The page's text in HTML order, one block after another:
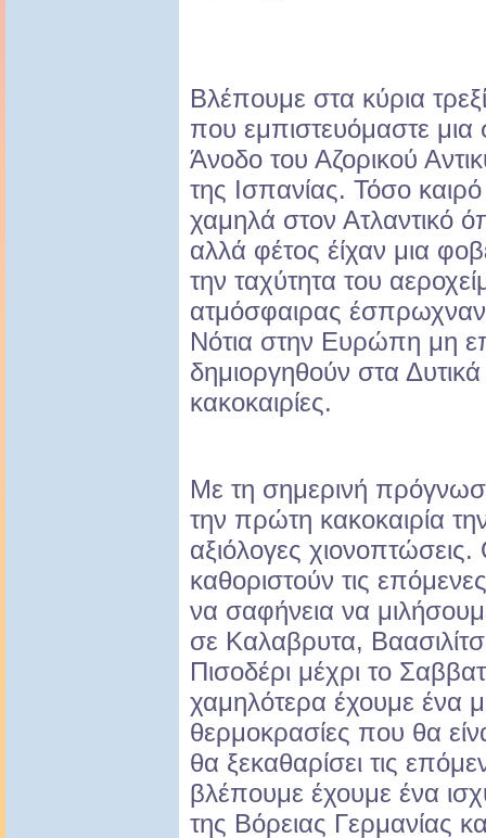
Βλέπουμε στα κύρια
που εμπιστευόμαστε μια
Άνοδο του Αζορικού
της Ισπανίας. Τόσο
χαμηλά στον Ατλαντικό
αλλά φέτος έίχαν μια
την ταχύτητα του
ατμόσφαιρας έσπρωχναν
Νότια στην Ευρώπη μη
δημιοργηθούν στα
κακοκαιρίες.
Με τη σημερινή
την πρώτη κακοκαιρία
αξιόλογες
καθοριστούν τις
να σαφήνεια να
σε Καλαβρυτα,
Πισοδέρι μέχρι το
χαμηλότερα έχουμε ένα
θερμοκρασίες που θα
θα ξεκαθαρίσει τις
βλέπουμε έχουμε ένα
της Βόρειας Γερμανίας